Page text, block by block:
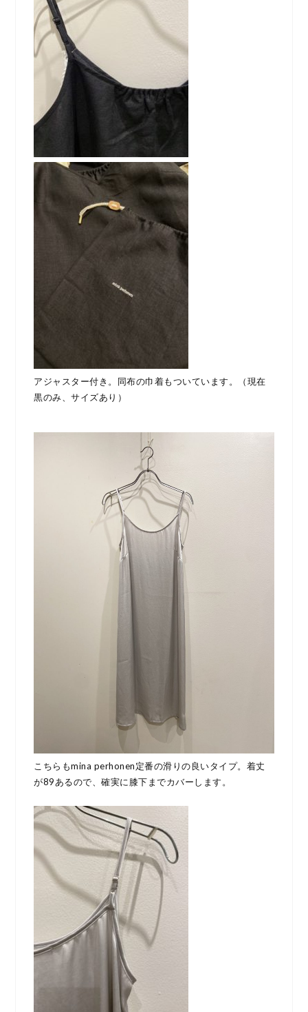
アジャスター付き。同布の巾着もついています。（現在
黒のみ、サイズあり）
こちらもmina perhonen定番の滑りの良いタイプ。着丈
が89あるので、確実に膝下までカバーします。